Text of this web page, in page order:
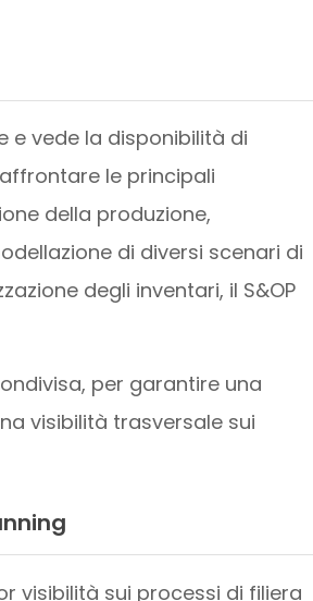
vede la disponibilità di
le principali
della produzione,
di diversi scenari di
degli inventari, il S&OP
per garantire una
visibilità trasversale sui
visibilità sui processi di filiera